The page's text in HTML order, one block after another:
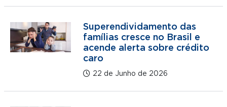
Superendividamento das
famílias cresce no Brasil e
acende alerta sobre crédito
caro
22 de Junho de 2026